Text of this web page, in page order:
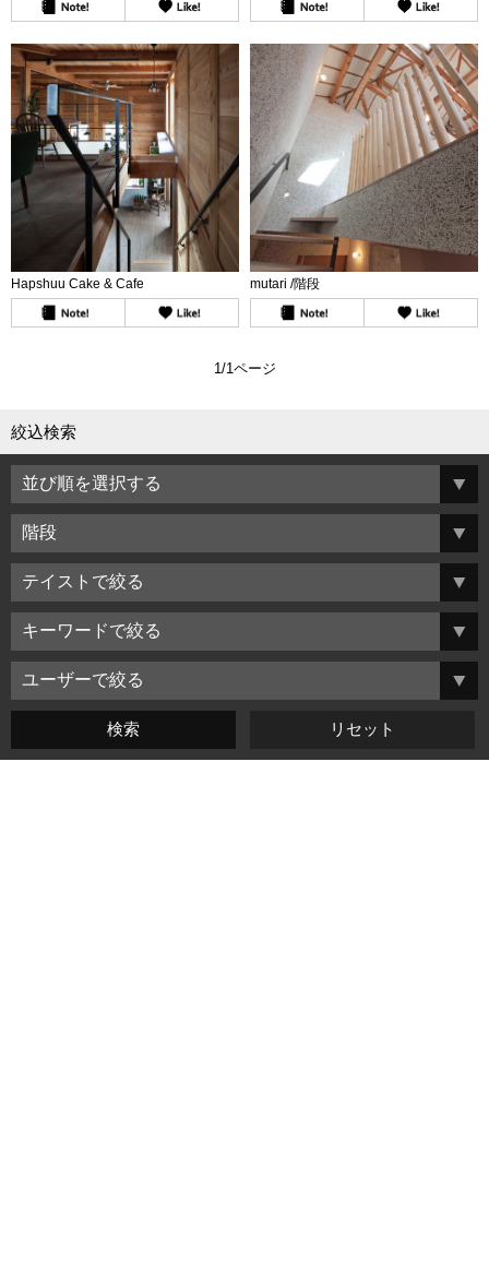
Hapshuu Cake & Cafe mutari /階段
1/1ページ
絞込検索